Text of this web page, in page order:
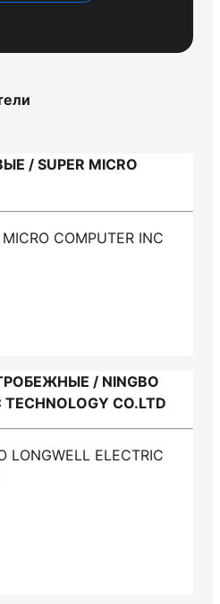
/ SUPER MICRO
COMPUTER INC
/ NINGBO
TECHNOLOGY CO.LTD
LONGWELL ELECTRIC